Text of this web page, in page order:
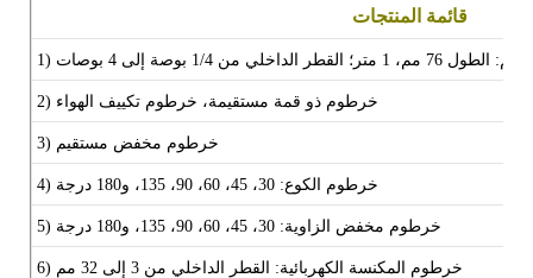
قائمة المنتجات
الطول 76 مم، 1 متر؛ القطر الداخلي من 1/4 بوصة إلى 4 بوصات
2) خرطوم ذو قمة مستقيمة، خرطوم تكييف الهواء
3) خرطوم مخفض مستقيم
4) خرطوم الكوع: 30، 45، 60، 90، 135، و180 درجة
5) خرطوم مخفض الزاوية: 30، 45، 60، 90، 135، و180 درجة
6) خرطوم المكنسة الكهربائية: القطر الداخلي من 3 إلى 32 مم